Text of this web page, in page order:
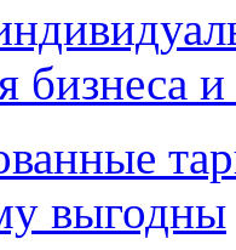
бизнеса и
выгодны